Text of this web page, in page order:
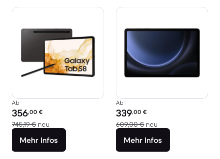
Ab
Preis des erneuerten Produkts:
356,00 €
745,19 € neu Im Vergleich zum Neupreis von 745,19 €
Mehr Infos
Ab
Preis des erneuerten Produkts:
339,00 €
609,00 € neu
Mehr Infos